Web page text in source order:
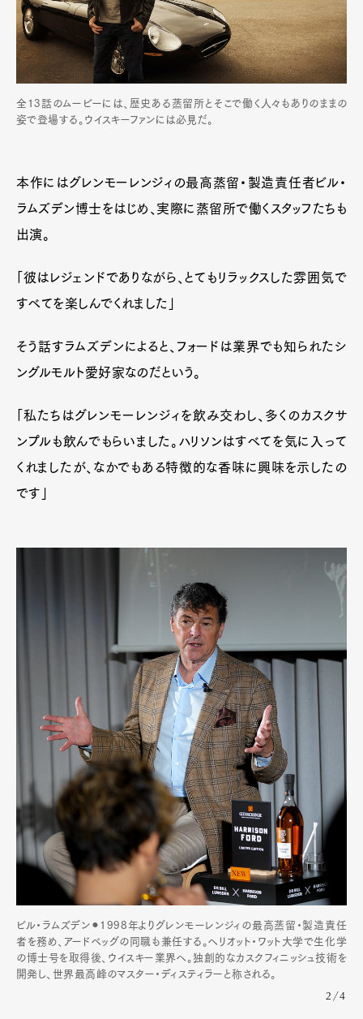
Art&Design Watch Fashion
Pen Membership
Contact
Pen Meet
全13話のムービーには、歴史ある蒸留所とそこで働く人々もありのままの
姿で登場する。ウイスキーファンには必見だ。
本作にはグレンモーレンジィの最高蒸留・製造責任者ビル・
ラムズデン博士をはじめ、実際に蒸留所で働くスタッフたちも
出演。
「彼はレジェンドでありながら、とてもリラックスした雰囲気で
すべてを楽しんでくれました」
そう話すラムズデンによると、フォードは業界でも知られたシ
ングルモルト愛好家なのだという。
「私たちはグレンモーレンジィを飲み交わし、多くのカスクサ
ンプルも飲んでもらいました。ハリソンはすべてを気に入って
くれましたが、なかでもある特徴的な香味に興味を示したの
です」
ビル・ラムズデン⚫︎1998年よりグレンモーレンジィの最高蒸留・製造責任
者を務め、アードベッグの同職も兼任する。ヘリオット・ワット大学で生化学
の博士号を取得後、ウイスキー業界へ。独創的なカスクフィニッシュ技術を
開発し、世界最高峰のマスター・ディスティラーと称される。
2/4